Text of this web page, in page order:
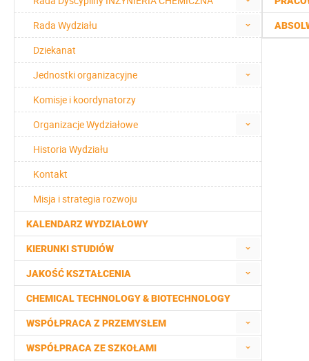
Rada Wydziału
Dziekanat
Jednostki organizacyjne
Komisje i koordynatorzy
Organizacje Wydziałowe
Historia Wydziału
Kontakt
Misja i strategia rozwoju
KALENDARZ WYDZIAŁOWY
KIERUNKI STUDIÓW
JAKOŚĆ KSZTAŁCENIA
CHEMICAL TECHNOLOGY & BIOTECHNOLOGY
WSPÓŁPRACA Z PRZEMYSŁEM
WSPÓŁPRACA ZE SZKOŁAMI